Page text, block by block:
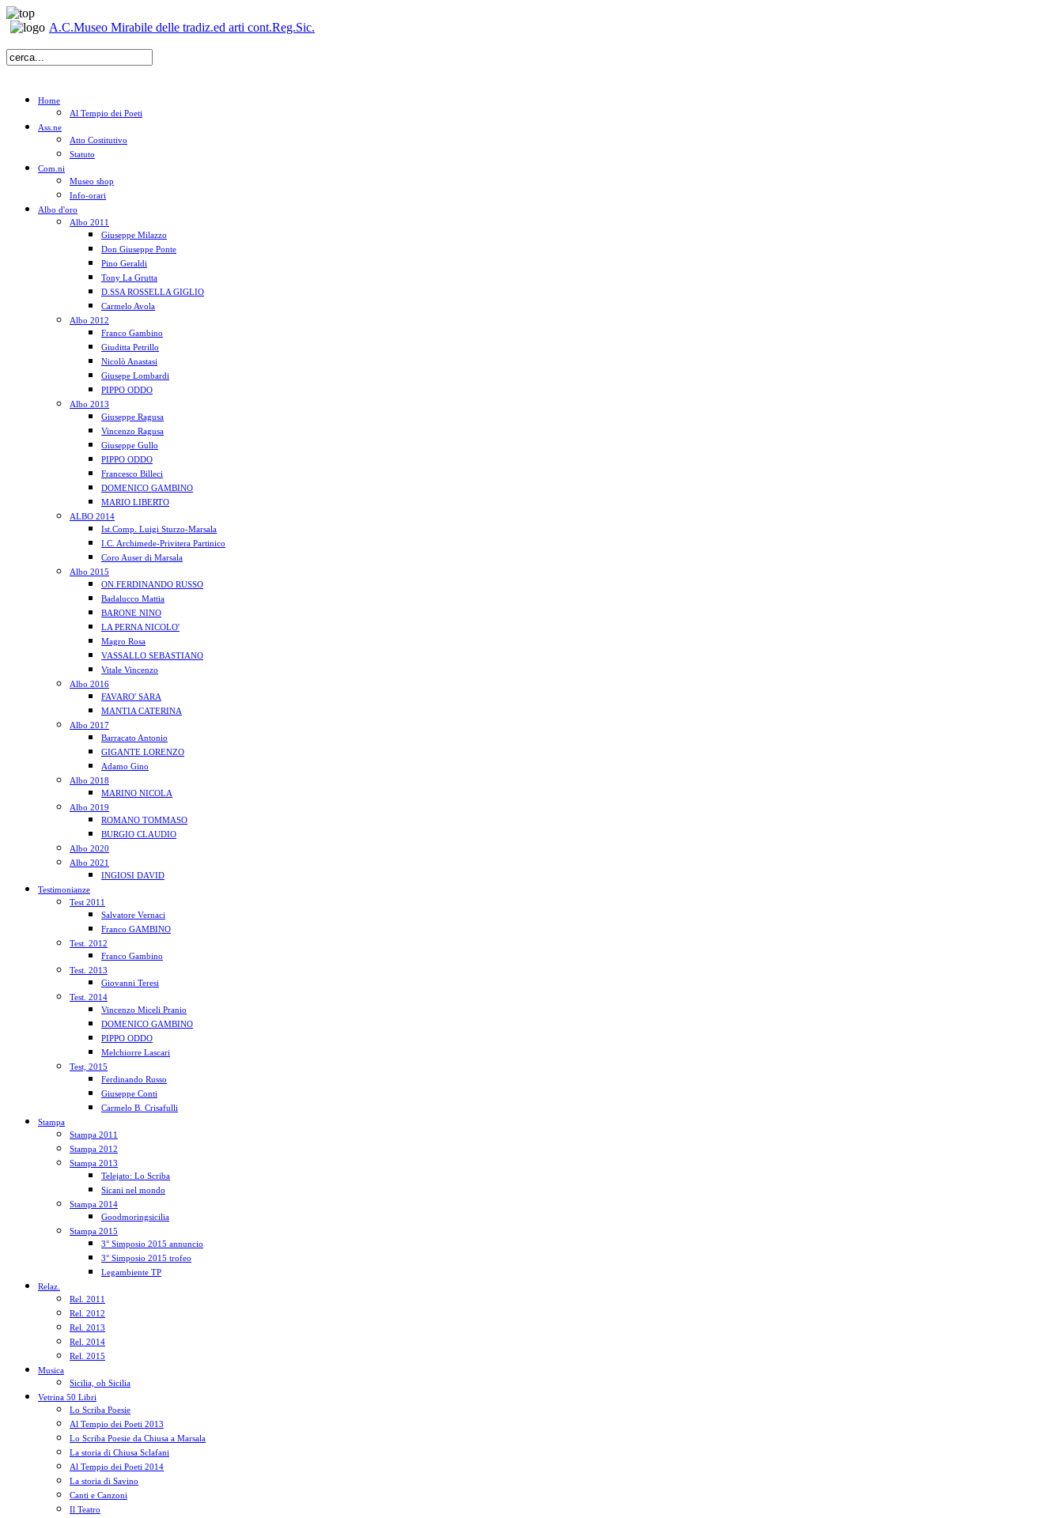
A.C.Museo Mirabile delle tradiz.ed arti cont.Reg.Sic.
Home
Al Tempio dei Poeti
Ass.ne
Atto Costitutivo
Statuto
Com.ni
Museo shop
Info-orari
Albo d'oro
Albo 2011
Giuseppe Milazzo
Don Giuseppe Ponte
Pino Geraldi
Tony La Grutta
D.SSA ROSSELLA GIGLIO
Carmelo Avola
Albo 2012
Franco Gambino
Giuditta Petrillo
Nicolò Anastasi
Giusepe Lombardi
PIPPO ODDO
Albo 2013
Giuseppe Ragusa
Vincenzo Ragusa
Giuseppe Gullo
PIPPO ODDO
Francesco Billeci
DOMENICO GAMBINO
MARIO LIBERTO
ALBO 2014
Ist.Comp. Luigi Sturzo-Marsala
I.C. Archimede-Privitera Partinico
Coro Auser di Marsala
Albo 2015
ON.FERDINANDO RUSSO
Badalucco Mattia
BARONE NINO
LA PERNA NICOLO'
Magro Rosa
VASSALLO SEBASTIANO
Vitale Vincenzo
Albo 2016
FAVARO' SARA
MANTIA CATERINA
Albo 2017
Barracato Antonio
GIGANTE LORENZO
Adamo Gino
Albo 2018
MARINO NICOLA
Albo 2019
ROMANO TOMMASO
BURGIO CLAUDIO
Albo 2020
Albo 2021
INGIOSI DAVID
Testimonianze
Test 2011
Salvatore Vernaci
Franco GAMBINO
Test. 2012
Franco Gambino
Test. 2013
Giovanni Teresi
Test. 2014
Vincenzo Miceli Pranio
DOMENICO GAMBINO
PIPPO ODDO
Melchiorre Lascari
Test, 2015
Ferdinando Russo
Giuseppe Conti
Carmelo B. Crisafulli
Stampa
Stampa 2011
Stampa 2012
Stampa 2013
Telejato: Lo Scriba
Sicani nel mondo
Stampa 2014
Goodmoringsicilia
Stampa 2015
3° Simposio 2015 annuncio
3° Simposio 2015 trofeo
Legambiente TP
Relaz.
Rel. 2011
Rel. 2012
Rel. 2013
Rel. 2014
Rel. 2015
Musica
Sicilia, oh Sicilia
Vetrina 50 Libri
Lo Scriba Poesie
Al Tempio dei Poeti 2013
Lo Scriba Poesie da Chiusa a Marsala
La storia di Chiusa Sclafani
Al Tempio dei Poeti 2014
La storia di Savino
Canti e Canzoni
Il Teatro